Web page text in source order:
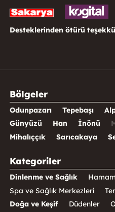
Desteklerinden ötürü
Bölgeler
Odunpazarı Tepebaşı
Günyüzü
Han İnönü
Mihalıççık
Sarıcakaya
Kategoriler
Dinlenme ve Sağlık
Spa ve Sağlık Merkezleri
Doğa ve Keşif
Düdenler